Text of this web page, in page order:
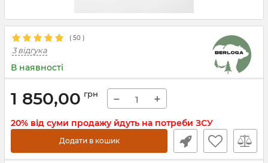
( 50 )
3 відгука
В наявності
1 850,00 грн − +
20% від суми продажу йдуть на потреби ЗСУ
Додати в кошик